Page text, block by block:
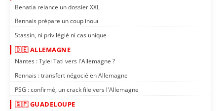
Benatia relance un dossier XXL
Rennais prépare un coup inouï
Stassin, ni privilégié ni cas unique
🇩🇪 ALLEMAGNE
Nantes : Tylel Tati vers l'Allemagne ?
Rennais : transfert négocié en Allemagne
PSG : confirmé, un crack file vers l'Allemagne
🇬🇵 GUADELOUPE